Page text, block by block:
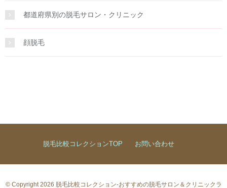
都道府県別の脱毛サロン・クリニック
顔脱毛
脱毛比較コレクションTOP お問い合わせ
© Copyright 2026 脱毛比較コレクション-おすすめの脱毛サロン＆クリニックラ